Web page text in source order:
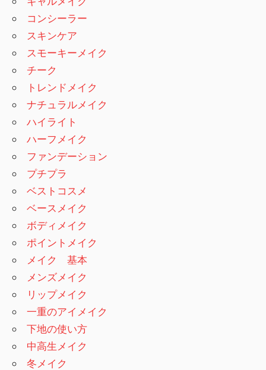
コンシーラー
スキンケア
スモーキーメイク
チーク
トレンドメイク
ナチュラルメイク
ハイライト
ハーフメイク
ファンデーション
プチプラ
ベストコスメ
ベースメイク
ボディメイク
ポイントメイク
メイク 基本
メンズメイク
リップメイク
一重のアイメイク
下地の使い方
中高生メイク
冬メイク